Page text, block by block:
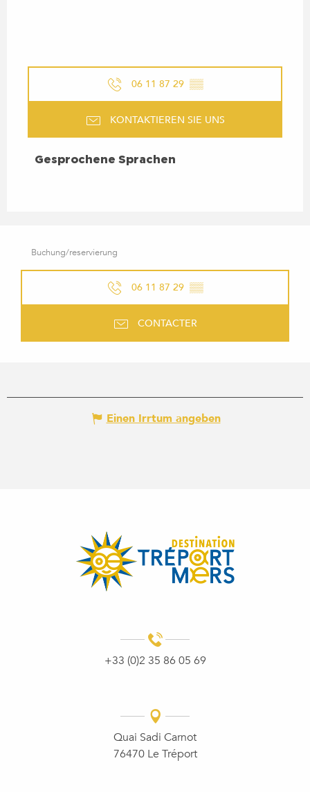
06 11 87 29 ▒▒
KONTAKTIEREN SIE UNS
GESPROCHENE SPRACHEN
Gesprochene Sprachen
Buchung/reservierung
06 11 87 29 ▒▒
CONTACTER
Einen Irrtum angeben
+33 (0)2 35 86 05 69
Quai Sadi Carnot
76470 Le Tréport